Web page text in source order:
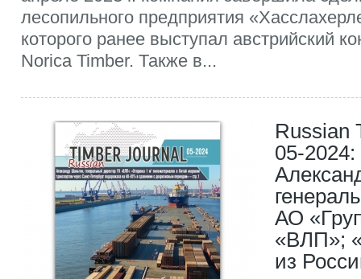
лесопильного предприятия
которого ранее выступал австрийский
Norica Timber. Также в...
Russian
05-
АО
«ВЛП»;
из